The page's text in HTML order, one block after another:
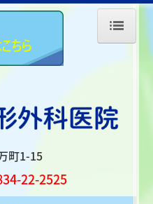
町1-15
22-2525